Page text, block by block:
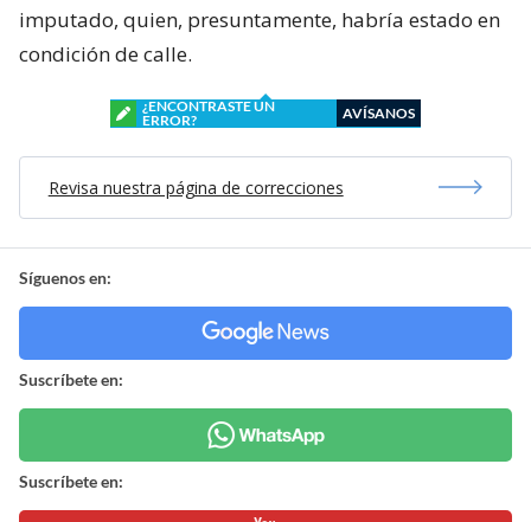
imputado, quien, presuntamente, habría estado en
condición de calle.
¿ENCONTRASTE UN
ERROR?
AVÍSANOS
Revisa nuestra página de correcciones
Síguenos en:
Suscríbete en:
Suscríbete en: